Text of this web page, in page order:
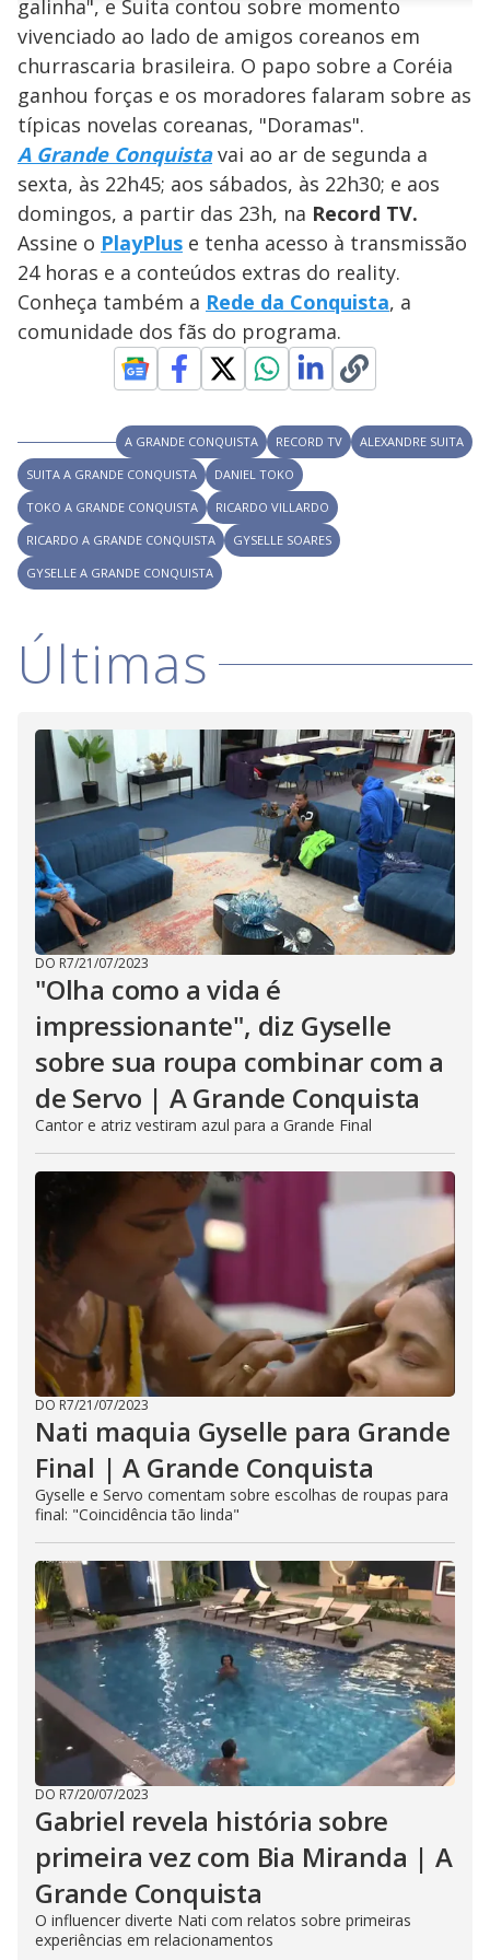
a
y
V
i
d
e
o
n
d
u
n
o
s
M
u
d
o
galinha", e Suita contou sobre momento
vivenciado ao lado de amigos coreanos em
churrascaria brasileira. O papo sobre a Coréia
ganhou forças e os moradores falaram sobre as
típicas novelas coreanas, "Doramas".
A Grande Conquistavai ao ar de segunda a
sexta, às 22h45; aos sábados, às 22h30; e aos
domingos, a partir das 23h, na Record TV.
Assine o PlayPlus e tenha acesso à transmissão
24 horas e a conteúdos extras do reality.
Conheça também a Rede da Conquista, a
comunidade dos fãs do programa.
A GRANDE CONQUISTA RECORD TV
ALEXANDRE SUITA
SUITA A GRANDE CONQUISTA
DANIEL TOKO
TOKO A GRANDE CONQUISTA
RICARDO VILLARDO
RICARDO A GRANDE CONQUISTA
GYSELLE SOARES
GYSELLE A GRANDE CONQUISTA
Últimas
DO R7/21/07/2023
"Olha como a vida é
impressionante", diz Gyselle
sobre sua roupa combinar com a
de Servo | A Grande Conquista
Cantor e atriz vestiram azul para a Grande Final
DO R7/21/07/2023
Nati maquia Gyselle para Grande
Final | A Grande Conquista
Gyselle e Servo comentam sobre escolhas de roupas para
final: "Coincidência tão linda"
DO R7/20/07/2023
Gabriel revela história sobre
primeira vez com Bia Miranda | A
Grande Conquista
O influencer diverte Nati com relatos sobre primeiras
experiências em relacionamentos